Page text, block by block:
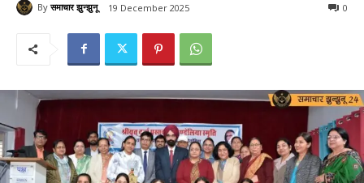
By समाचार झुन्झुनू 19 December 2025 0